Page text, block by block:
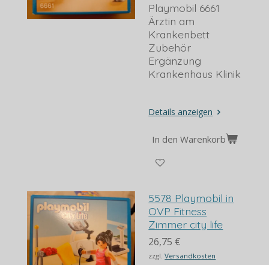
Playmobil 6661
Ärztin am
Krankenbett
Zubehör
Ergänzung
Krankenhaus Klinik
Details anzeigen
In den Warenkorb
5578 Playmobil in
OVP Fitness
Zimmer city life
26,75 €
zzgl.Versandkosten